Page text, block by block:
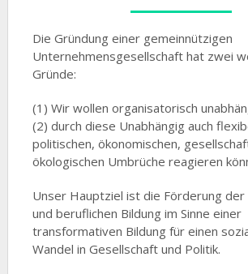
Die Gründung einer gemeinnützigen
Unternehmensgesellschaft hat zwei
Gründe:
(1) Wir wollen organisatorisch
(2) durch diese Unabhängig auch
politischen, ökonomischen,
ökologischen Umbrüche reagieren
Unser Hauptziel ist die Förderung der
und beruflichen Bildung im Sinne einer
transformativen Bildung für einen
Wandel in Gesellschaft und Politik.